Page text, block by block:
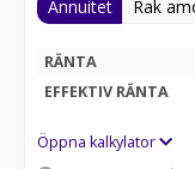
XC60 T6 Plus
Tidigare 755 900 kr
Även T8
startar då på 643
OBS! Bilen på
Annuitet Rak
RÄNTA
EFFEKTIV RÄNTA
Öppna kalkylator